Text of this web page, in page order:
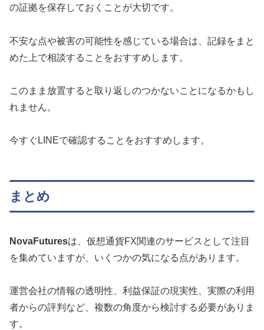
の証拠を保存しておくことが大切です。
不安な点や被害の可能性を感じている場合は、記録をまと
めた上で相談することをおすすめします。
このまま放置すると取り返しのつかないことになるかもし
れません。
今すぐLINEで確認することをおすすめします。
まとめ
NovaFuturesは、仮想通貨FX関連のサービスとして注目
を集めていますが、いくつかの気になる点があります。
運営会社の情報の透明性、利益保証の現実性、実際の利用
者からの評判など、複数の角度から検討する必要がありま
す。